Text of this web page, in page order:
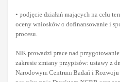
• podjęcie działań mających na celu
oceny wniosków o dofinansowanie i
procesu.
NIK prowadzi prace nad
zakresie zmiany przypisów: ustawy z
Narodowym Centrum Badań i